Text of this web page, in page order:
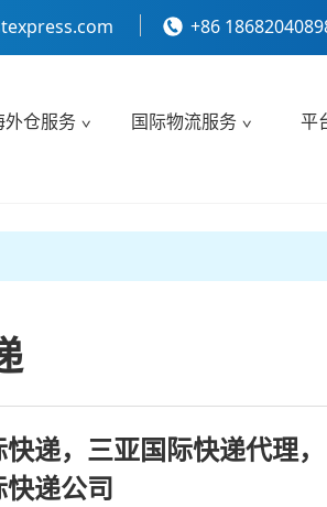
+86
外仓服务 国际物流服务 平
递，三亚国际快递代理，
递公司